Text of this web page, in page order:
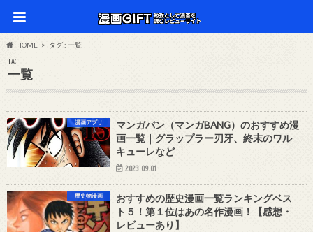
HOME タグ : 一覧
TAG
一覧
漫画アプリ
マンガバン（マンガBANG）のおすすめ漫
画一覧｜グラップラー刃牙、終末のワル
キューレなど
2023.09.01
歴史物漫画
おすすめの歴史漫画一覧ランキングベス
ト５！第１位はあの名作漫画！【感想・
レビューあり】